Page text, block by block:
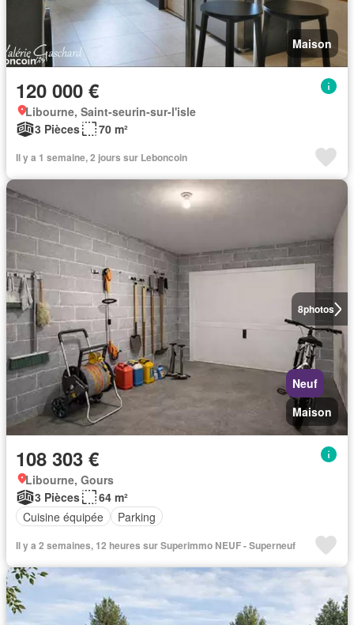
Maison
120 000 €
Libourne, Saint-seurin-sur-l'isle
3 Pièces
70 m²
Il y a 1 semaine, 2 jours sur Leboncoin
8photos
Neuf
Maison
108 303 €
Libourne, Gours
3 Pièces
64 m²
Cuisine équipée
Parking
Il y a 2 semaines, 12 heures sur Superimmo NEUF - Superneuf